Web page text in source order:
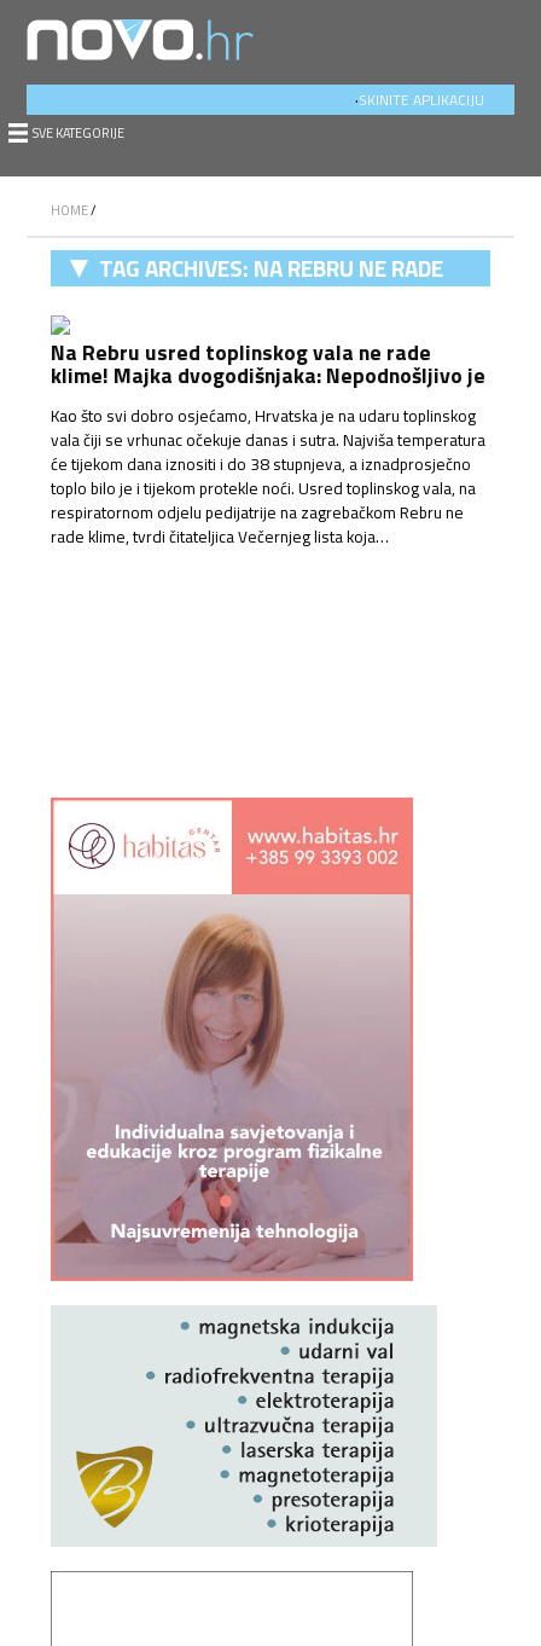
SKINITE APLIKACIJU
.
SVE KATEGORIJE
HOME/
TAG ARCHIVES: NA REBRU NE RADE
Na Rebru usred toplinskog vala ne rade
klime! Majka dvogodišnjaka: Nepodnošljivo je
Kao što svi dobro osjećamo, Hrvatska je na udaru toplinskog
vala čiji se vrhunac očekuje danas i sutra. Najviša temperatura
će tijekom dana iznositi i do 38 stupnjeva, a iznadprosječno
toplo bilo je i tijekom protekle noći. Usred toplinskog vala, na
respiratornom odjelu pedijatrije na zagrebačkom Rebru ne
rade klime, tvrdi čitateljica Večernjeg lista koja…